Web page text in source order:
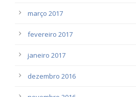
março 2017
fevereiro 2017
janeiro 2017
dezembro 2016